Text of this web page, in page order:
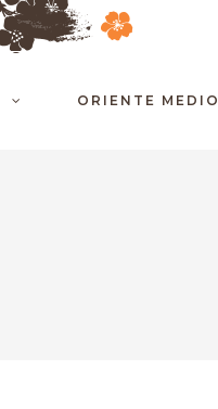
ORIENTE MEDIO